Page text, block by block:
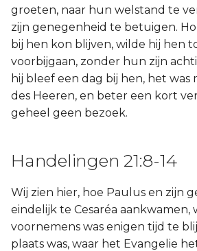
groeten, naar hun welstand te
zijn genegenheid te betuigen.
bij hen kon blijven, wilde hij hen
voorbijgaan, zonder hun zijn
hij bleef een dag bij hen, het was
des Heeren, en beter een kort
geheel geen bezoek.
Handelingen 21:8-14
Wij zien hier, hoe Paulus en zijn
eindelijk te Cesaréa aankwamen,
voornemens was enigen tijd te
plaats was, waar het Evangelie